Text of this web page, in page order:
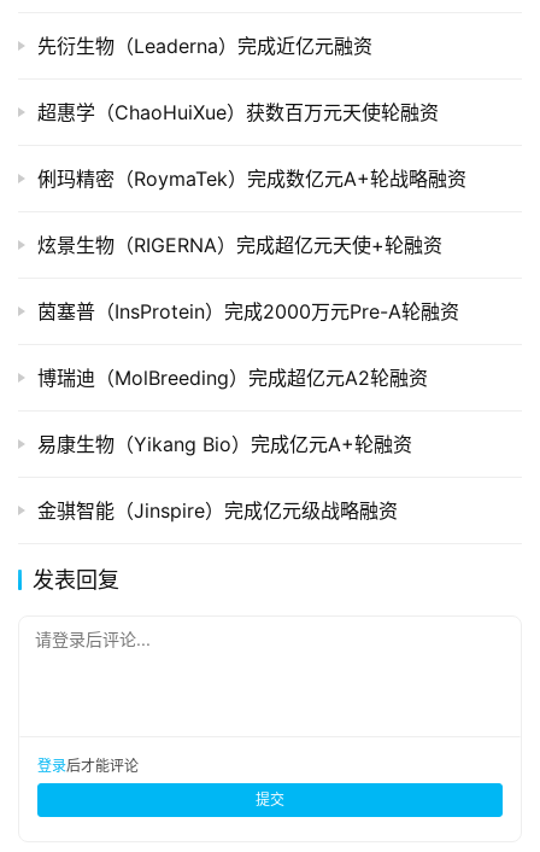
据
创
学
院
先衍生物（Leaderna）完成近亿元融资
超惠学（ChaoHuiXue）获数百万元天使轮融资
俐玛精密（RoymaTek）完成数亿元A+轮战略融资
炫景生物（RIGERNA）完成超亿元天使+轮融资
茵塞普（InsProtein）完成2000万元Pre-A轮融资
博瑞迪（MolBreeding）完成超亿元A2轮融资
易康生物（Yikang Bio）完成亿元A+轮融资
金骐智能（Jinspire）完成亿元级战略融资
发表回复
请登录后评论...
登录后才能评论
提交